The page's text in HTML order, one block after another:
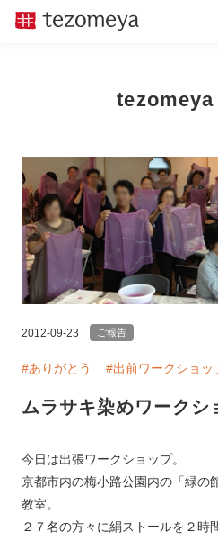
tezomeya
2012-09-23 ご報告
#ありがとう #出前ワークショッ
ムラサキ染めワークシ
今日は出張ワークショップ。
京都市内の梅小路公園内の「緑の
教室。
２７名の方々に絹ストールを２時